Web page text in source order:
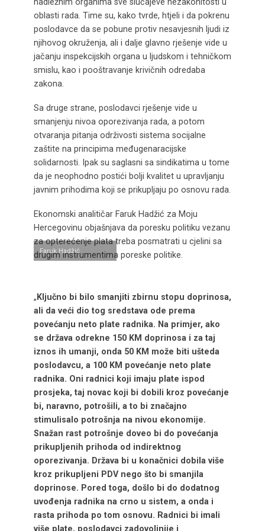
oblasti rada. Time su, kako tvrde, htjeli i da pokrenu
poslodavce da se pobune protiv nesavjesnih ljudi iz
njihovog okruženja, ali i dalje glavno rješenje vide u
jačanju inspekcijskih organa u ljudskom i tehničkom
smislu, kao i pooštravanje krivičnih odredaba
zakona.
Sa druge strane, poslodavci rješenje vide u
smanjenju nivoa oporezivanja rada, a potom
otvaranja pitanja održivosti sistema socijalne
zaštite na principima međugenaracijske
solidarnosti. Ipak su saglasni sa sindikatima u tome
da je neophodno postići bolji kvalitet u upravljanju
javnim prihodima koji se prikupljaju po osnovu rada.
Ekonomski analitičar Faruk Hadžić za Moju
Hercegovinu objašnjava da poresku politiku vezanu
za opterećenje plata treba posmatrati u cjelini sa
drugim instrumentima poreske politike.
Faruk Hadžić
„ Ključno bi bilo smanjiti zbirnu stopu doprinosa,
ali da veći dio tog sredstava ode prema
povećanju neto plate radnika. Na primjer, ako
se država odrekne 150 KM doprinosa i za taj
iznos ih umanji, onda 50 KM može biti ušteda
poslodavcu, a 100 KM povećanje neto plate
radnika. Oni radnici koji imaju plate ispod
prosjeka, taj novac koji bi dobili kroz povećanje
bi, naravno, potrošili, a to bi značajno
stimulisal o potrošnja na nivou ekonomije.
Snažan rast potrošnje doveo bi do povećanja
prikupljenih prihoda od indirektnog
oporezivanja. Država bi u konačnici dobila više
kroz prikupljeni PDV nego što bi smanjila
doprinose. Pored toga, došlo bi do dodatnog
uvođenja radnika na crno u sistem, a onda i
rasta prihoda po tom osnovu. Radnici bi imali
više plate, poslodavci zadovoljnije i